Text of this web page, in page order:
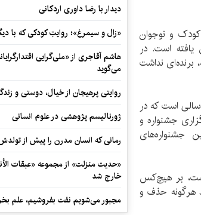
و نوجوان
است. در
نداشت
است که در
جشنواره و
جشنواره‌های
بر هیچ‌کس
هرگونه حذف و
دیدار با رضا داوری اردکانی
«زال و سیمرغ»؛ روایتِ کودکی که با
هاشم آقاجری از «ملی‌گرایی
می‌گوید
روایتی پرهیجان از خیال، دوستی و
ژورنالیسم پژوهشی در علوم انسانی
رمانی که انسان مدرن را پیش از
«حدیث منزلت» از مجموعه «عبقات
خارج شد
مجبور می‌شویم نفت بفروشیم، علم